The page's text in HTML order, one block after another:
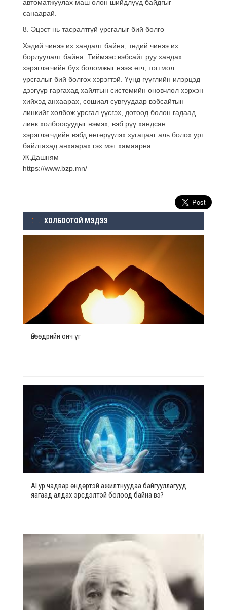
автоматжуулах маш олон шийдлүүд байдгыг
санаарай.
8. Эцэст нь тасралтгүй урсгалыг бий болго
Хэдий чинээ их хандалт байна, төдий чинээ их
борлуулалт байна. Тиймээс вэбсайт руу хандах
хэрэглэгчийн бүх боломжыг нээж өгч, тогтмол
урсгалыг бий болгох хэрэгтэй. Үүнд гүүглийн илэрцэд
дээгүүр гаргахад хайлтын системийн оновчлол хэрхэн
хийхэд анхаарах, сошиал сувгуудаар вэбсайтын
линкийг холбож урсгал үүсгэх, дотоод болон гадаад
линк холбоосуудыг нэмэх, вэб рүү хандсан
хэрэглэгчдийн вэбд өнгөрүүлэх хугацааг аль болох урт
байлгахад анхаарах гэх мэт хамаарна.
Ж.Дашням
https://www.bzp.mn/
ХОЛБООТОЙ МЭДЭЭ
Өнөөдрийн онч үг
AI ур чадвар өндөртэй ажилтнуудаа байгууллагууд
яагаад алдах эрсдэлтэй болоод байна вэ?